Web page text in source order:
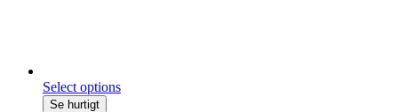
Select options
Se hurtigt